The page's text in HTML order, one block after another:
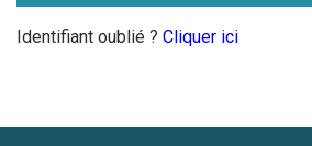
Identifiant oublié ? Cliquer ici